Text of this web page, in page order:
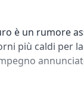
è un rumore
più caldi per